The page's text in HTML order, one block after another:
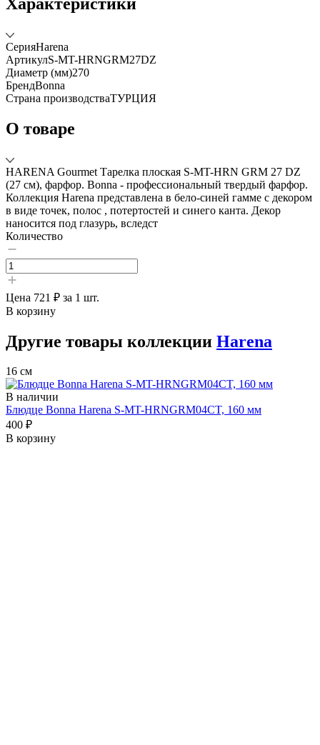
СерияHarena
АртикулS-MT-HRNGRM27DZ
Диаметр (мм)270
БрендBonna
Страна производстваТУРЦИЯ
О товаре
HARENA Gourmet Тарелка плоская S-MT-HRN GRM 27 DZ
(27 см), фарфор. Bonna - профессиональный твердый фарфор.
Коллекция Harena представлена в бело-синей гамме с декором
в виде точек, полос , потертостей и синего канта. Декор
наносится под глазурь, вследст
Количество
Цена 721 ₽ за 1 шт.
В корзину
Другие товары коллекции Harena
16 см
В наличии
Блюдце Bonna Harena S-MT-HRNGRM04CT, 160 мм
400 ₽
В корзину